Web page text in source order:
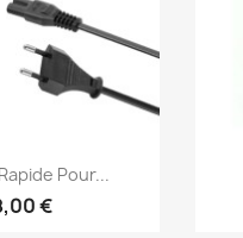
rapide
Pour...
€